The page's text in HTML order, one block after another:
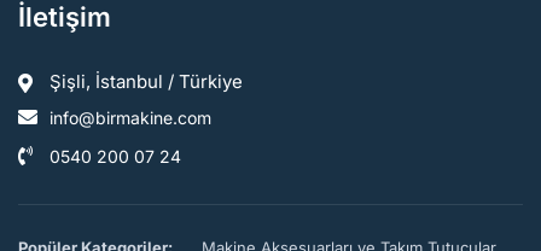
İletişim
Şişli, İstanbul / Türkiye
info@birmakine.com
0540 200 07 24